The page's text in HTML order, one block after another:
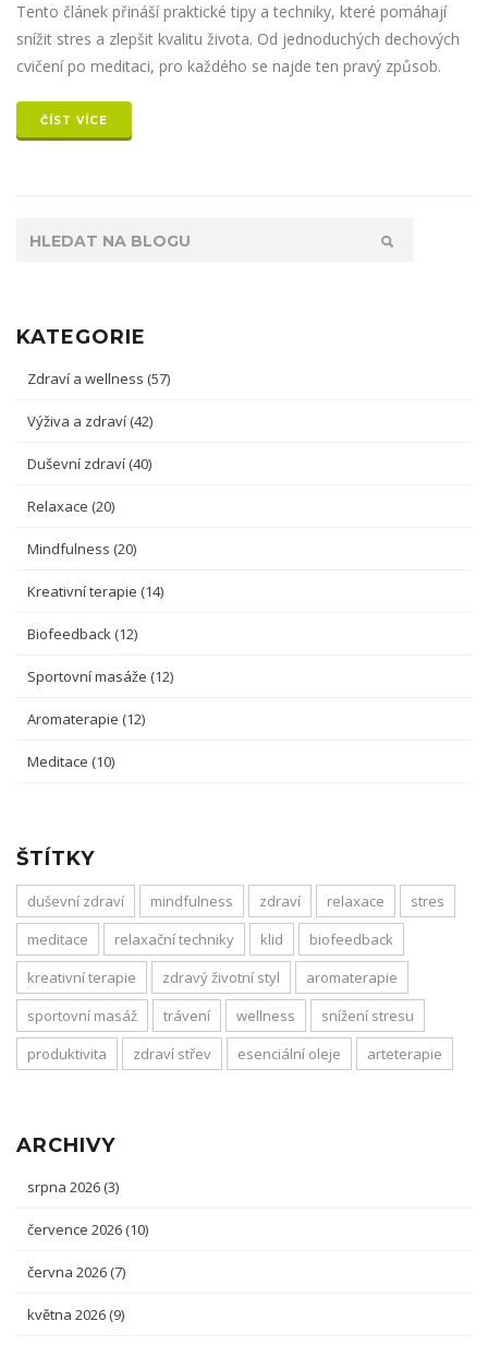
Tento článek přináší praktické tipy a techniky, které pomáhají
snížit stres a zlepšit kvalitu života. Od jednoduchých dechových
cvičení po meditaci, pro každého se najde ten pravý způsob.
ČÍST VÍCE
KATEGORIE
Zdraví a wellness (57)
Výživa a zdraví (42)
Duševní zdraví (40)
Relaxace (20)
Mindfulness (20)
Kreativní terapie (14)
Biofeedback (12)
Sportovní masáže (12)
Aromaterapie (12)
Meditace (10)
ŠTÍTKY
duševní zdraví mindfulness zdraví relaxace
stres
meditace
relaxační techniky klid
biofeedback
kreativní terapie
zdravý životní styl
aromaterapie
sportovní masáž
trávení wellness
snížení stresu
produktivita
zdraví střev esenciální oleje arteterapie
ARCHIVY
srpna 2026 (3)
července 2026 (10)
června 2026 (7)
května 2026 (9)